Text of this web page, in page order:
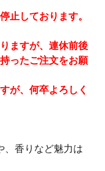
止しております。
ますが、連休前後
ったご注文をお願
が、何卒よろしく
、香りなど魅力は